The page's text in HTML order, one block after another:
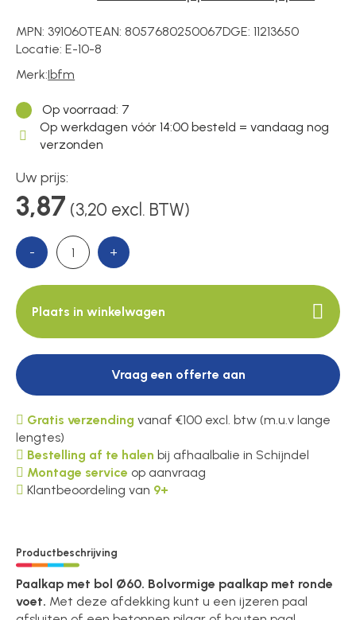
Contact
MPN: 391060TEAN:8057680250067DGE:11213650
Locatie:E-10-8
Merk:Ibfm
Op voorraad: 7
Op werkdagen vóór 14:00 besteld = vandaag nog
verzonden
Uw prijs:
3,87 (3,20 excl. BTW)
- +
Plaats in winkelwagen
Vraag een offerte aan
Gratis verzending vanaf €100 excl. btw (m.u.v lange
lengtes)
Bestelling af te halen bij afhaalbalie in Schijndel
Montage service op aanvraag
Klantbeoordeling van 9+
Productbeschrijving
Paalkap met bol Ø60. Bolvormige paalkap met ronde
voet. Met deze afdekking kunt u een ijzeren paal